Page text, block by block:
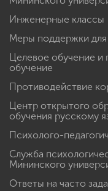
Инженерные классы
Меры поддержки для
Целевое обучение и
обучение
Противодействие
Центр открытого
обучения русскому
Психолого-
Служба
Мининского
Ответы на часто